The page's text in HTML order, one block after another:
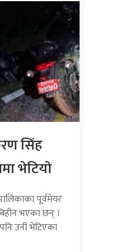
सिंह
भेटियाे
पूर्वमेयर
भएका छन् ।
उनी भेटिएका